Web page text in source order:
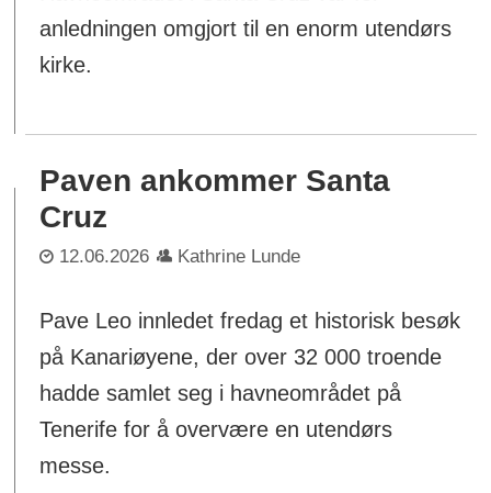
anledningen omgjort til en enorm utendørs
kirke.
Paven ankommer Santa
Cruz
12.06.2026 Kathrine Lunde
Pave Leo innledet fredag et historisk besøk
på Kanariøyene, der over 32 000 troende
hadde samlet seg i havneområdet på
Tenerife for å overvære en utendørs
messe.